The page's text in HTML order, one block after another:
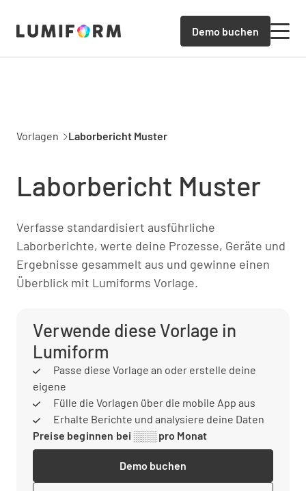
Demo buchen
Vorlagen Laborbericht Muster
Laborbericht Muster
Verfasse standardisiert ausführliche
Laborberichte, werte deine Prozesse, Geräte und
Ergebnisse gesammelt aus und gewinne einen
Überblick mit Lumiforms Vorlage.
Verwende diese Vorlage in
Lumiform
Passe diese Vorlage an oder erstelle deine
eigene
Fülle die Vorlagen über die mobile App aus
Erhalte Berichte und analysiere deine Daten
Preise beginnen bei ░░░ pro Monat
Demo buchen